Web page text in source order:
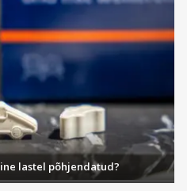
lastel põhjendatud?